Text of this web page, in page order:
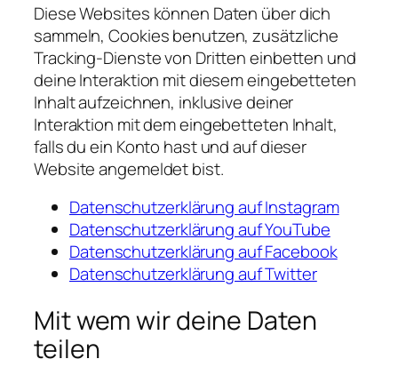
Diese Websites können Daten über dich
sammeln, Cookies benutzen, zusätzliche
Tracking-Dienste von Dritten einbetten und
deine Interaktion mit diesem eingebetteten
Inhalt aufzeichnen, inklusive deiner
Interaktion mit dem eingebetteten Inhalt,
falls du ein Konto hast und auf dieser
Website angemeldet bist.
Datenschutzerklärung auf Instagram
Datenschutzerklärung auf YouTube
Datenschutzerklärung auf Facebook
Datenschutzerklärung auf Twitter
Mit wem wir deine Daten
teilen